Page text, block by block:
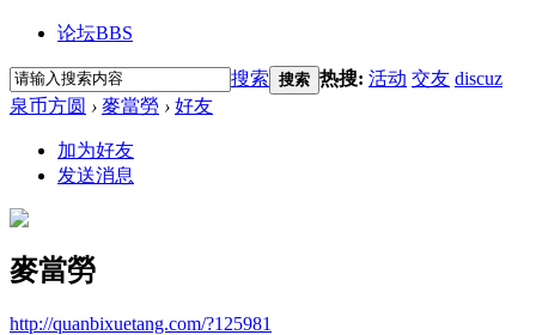
论坛BBS
搜索 搜索 热搜: 活动 交友 discuz
泉币方圆 › 麥當勞 › 好友
加为好友
发送消息
麥當勞
http://quanbixuetang.com/?125981